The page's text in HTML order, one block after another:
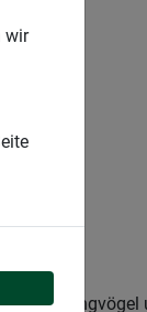
– Jungvögel
wir